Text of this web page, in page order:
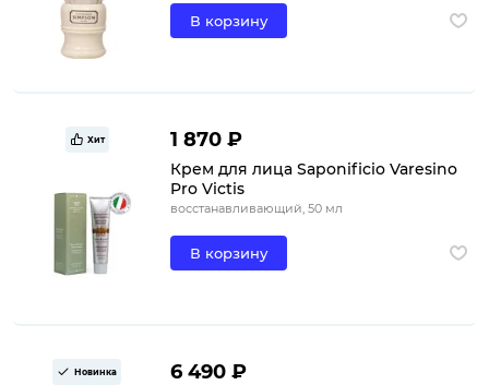
В корзину
Хит 1 870 ₽
Крем для лица Saponificio Varesino
Pro Victis
восстанавливающий, 50 мл
В корзину
Новинка 6 490 ₽